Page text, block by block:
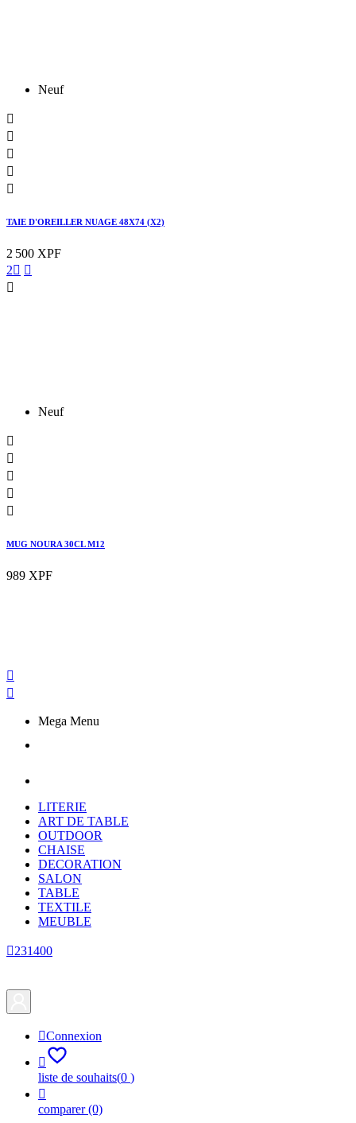
Neuf





TAIE D'OREILLER NUAGE 48X74 (X2)
2 500 XPF
2 

Neuf





MUG NOURA 30CL M12
989 XPF


Mega Menu
LITERIE
ART DE TABLE
OUTDOOR
CHAISE
DECORATION
SALON
TABLE
TEXTILE
MEUBLE
231400
Connexion

liste de souhaits(0 )

comparer(0)